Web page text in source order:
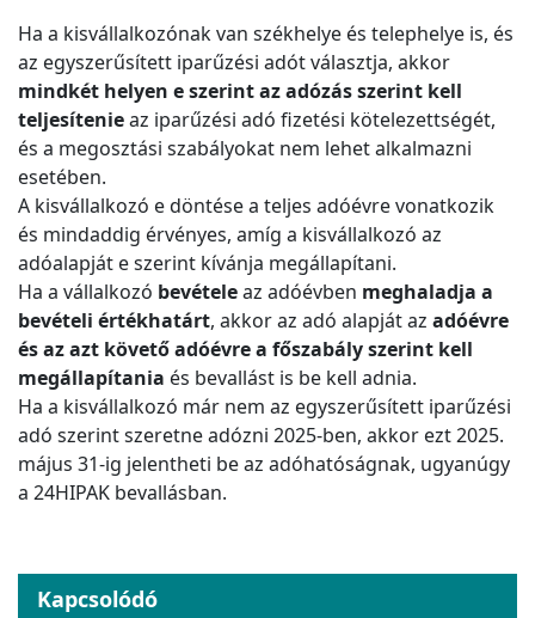
Ha a kisvállalkozónak van székhelye és telephelye is, és
az egyszerűsített iparűzési adót választja, akkor
mindkét helyen e szerint az adózás szerint kell
teljesítenieaz iparűzési adó fizetési kötelezettségét,
és a megosztási szabályokat nem lehet alkalmazni
esetében.
A kisvállalkozó e döntése a teljes adóévre vonatkozik
és mindaddig érvényes, amíg a kisvállalkozó az
adóalapját e szerint kívánja megállapítani.
Ha a vállalkozó bevételeaz adóévben meghaladja a
bevételi értékhatárt, akkor az adó alapját az adóévre
és az azt követő adóévre a főszabály szerint kell
megállapítania és bevallást is be kell adnia.
Ha a kisvállalkozó már nem az egyszerűsített iparűzési
adó szerint szeretne adózni 2025-ben, akkor ezt 2025.
május 31-ig jelentheti be az adóhatóságnak, ugyanúgy
a 24HIPAK bevallásban.
Kapcsolódó